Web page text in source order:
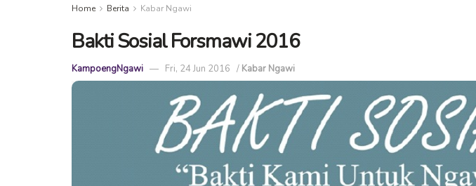
Home Berita Kabar Ngawi
Bakti Sosial Forsmawi 2016
KampoengNgawi Fri, 24 Jun 2016 / Kabar Ngawi